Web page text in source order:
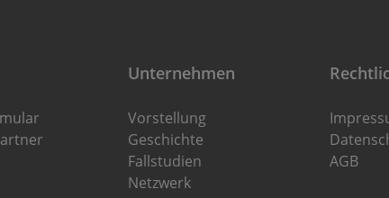
Unternehmen
Vorstellung
Geschichte
Fallstudien
Netzwerk
AGB